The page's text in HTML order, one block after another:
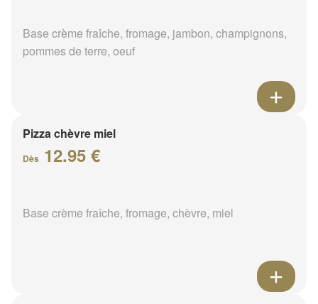
Base crème fraîche, fromage, jambon, champignons,
pommes de terre, oeuf
Pizza chèvre miel
Dès 12.95 €
Base crème fraîche, fromage, chèvre, miel